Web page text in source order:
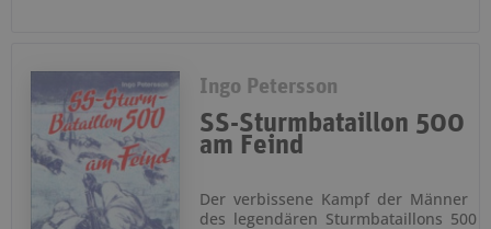
Ingo Petersson
SS-Sturmbataillon 500
am Feind
Der verbissene Kampf der Männer
des legendären Sturmbataillons 500